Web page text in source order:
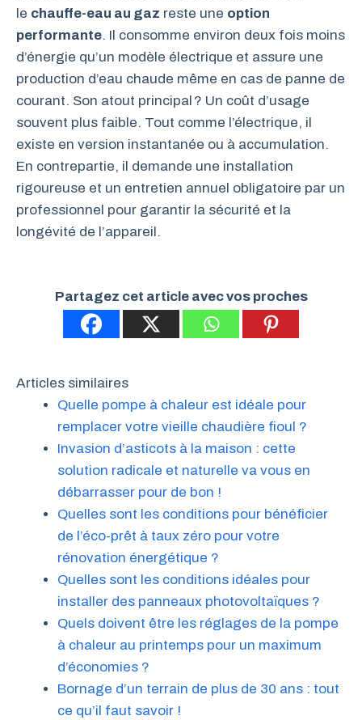
le chauffe-eau au gaz reste une option
performante. Il consomme environ deux fois moins
d’énergie qu’un modèle électrique et assure une
production d’eau chaude même en cas de panne de
courant. Son atout principal ? Un coût d’usage
souvent plus faible. Tout comme l’électrique, il
existe en version instantanée ou à accumulation.
En contrepartie, il demande une installation
rigoureuse et un entretien annuel obligatoire par un
professionnel pour garantir la sécurité et la
longévité de l’appareil.
Partagez cet article avec vos proches
Articles similaires
Quelle pompe à chaleur est idéale pour
remplacer votre vieille chaudière fioul ?
Invasion d’asticots à la maison : cette
solution radicale et naturelle va vous en
débarrasser pour de bon !
Quelles sont les conditions pour bénéficier
de l’éco-prêt à taux zéro pour votre
rénovation énergétique ?
Quelles sont les conditions idéales pour
installer des panneaux photovoltaïques ?
Quels doivent être les réglages de la pompe
à chaleur au printemps pour un maximum
d’économies ?
Bornage d’un terrain de plus de 30 ans : tout
ce qu’il faut savoir !